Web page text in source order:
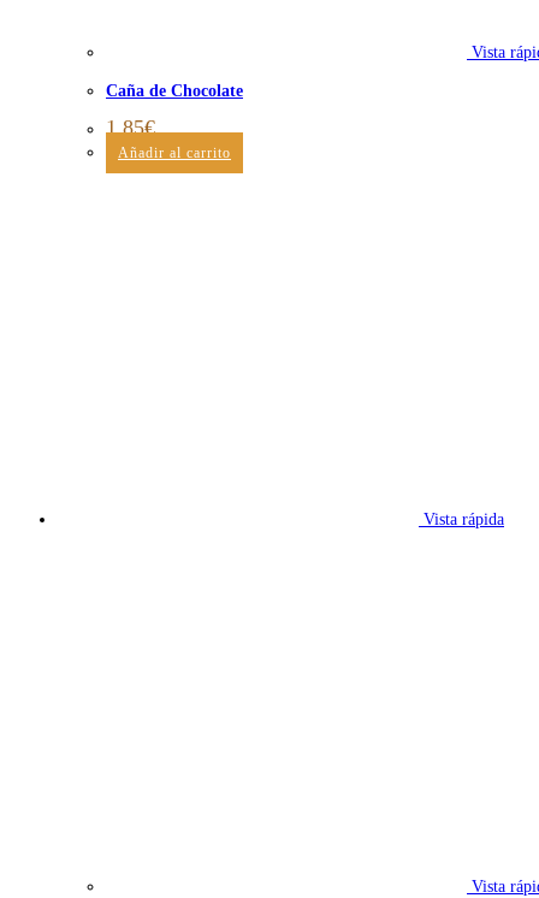
Vista
Caña de Chocolate
1,85€
Añadir al carrito
Vista rápida
Vista